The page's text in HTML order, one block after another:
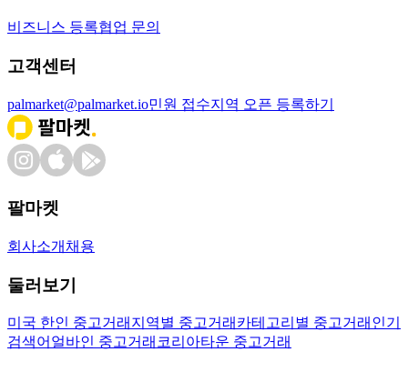
비즈니스 등록협업 문의
고객센터
palmarket@palmarket.io민원 접수지역 오픈 등록하기
팔마켓
회사소개 채용
둘러보기
미국 한인 중고거래 지역별 중고거래 카테고리별 중고거래 인기
검색어 얼바인 중고거래 코리아타운 중고거래